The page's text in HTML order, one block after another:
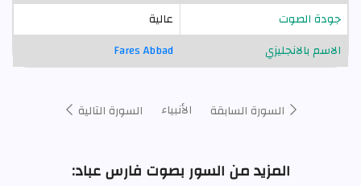
جودة الصوت
عالية
الاسم بالانجليزي
Fares Abbad
السورة السابقة الأنبياء السورة التالية
المزيد من السور بصوت فارس عباد: